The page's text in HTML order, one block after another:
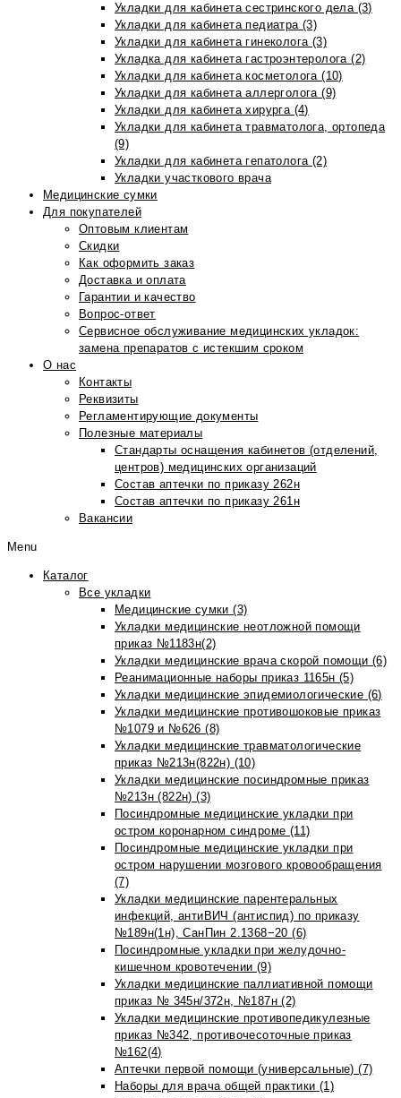
Укладки для кабинета сестринского дела (3)
Укладки для кабинета педиатра (3)
Укладки для кабинета гинеколога (3)
Укладка для кабинета гастроэнтеролога (2)
Укладки для кабинета косметолога (10)
Укладки для кабинета аллерголога (9)
Укладки для кабинета хирурга (4)
Укладки для кабинета травматолога, ортопеда
(9)
Укладки для кабинета гепатолога (2)
Укладки участкового врача
Медицинские сумки
Для покупателей
Оптовым клиентам
Скидки
Как оформить заказ
Доставка и оплата
Гарантии и качество
Вопрос-ответ
Сервисное обслуживание медицинских укладок:
замена препаратов с истекшим сроком
О нас
Контакты
Реквизиты
Регламентирующие документы
Полезные материалы
Стандарты оснащения кабинетов (отделений,
центров) медицинских организаций
Состав аптечки по приказу 262н
Состав аптечки по приказу 261н
Вакансии
Menu
Каталог
Все укладки
Медицинские сумки (3)
Укладки медицинские неотложной помощи
приказ №1183н(2)
Укладки медицинские врача скорой помощи (6)
Реанимационные наборы приказ 1165н (5)
Укладки медицинские эпидемиологические (6)
Укладки медицинские противошоковые приказ
№1079 и №626 (8)
Укладки медицинские травматологические
приказ №213н(822н) (10)
Укладки медицинские посиндромные приказ
№213н (822н) (3)
Посиндромные медицинские укладки при
остром коронарном синдроме (11)
Посиндромные медицинские укладки при
остром нарушении мозгового кровообращения
(7)
Укладки медицинские парентеральных
инфекций, антиВИЧ (антиспид) по приказу
№189н(1н), СанПин 2.1368−20 (6)
Посиндромные укладки при желудочно-
кишечном кровотечении (9)
Укладки медицинские паллиативной помощи
приказ № 345н/372н, №187н (2)
Укладки медицинские противопедикулезные
приказ №342, противочесоточные приказ
№162(4)
Аптечки первой помощи (универсальные) (7)
Наборы для врача общей практики (1)